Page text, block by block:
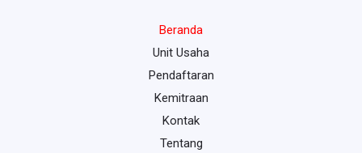
Beranda
Unit Usaha
Pendaftaran
Kemitraan
Kontak
Tentang